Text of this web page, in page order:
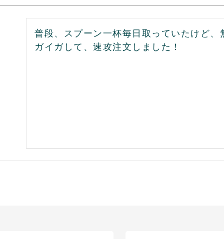
普段、スプーン一杯毎日取っていたけど
ガイガして、速攻注文しました！